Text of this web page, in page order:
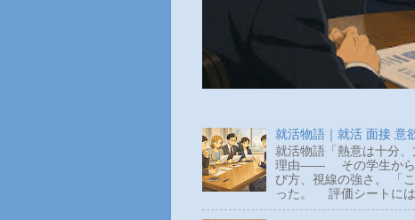
就活物語｜就活 面接 意
就活物語「熱意は十分
理由―― その学生から
び方、視線の強さ。 「
った。 評価シートには